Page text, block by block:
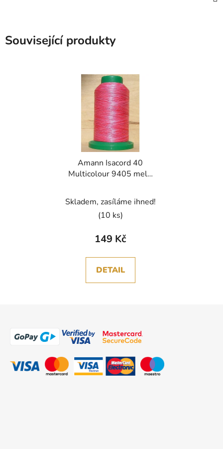
Související produkty
Amann Isacord 40
Multicolour 9405 melír
Skladem, zasíláme ihned!
(10 ks)
149 Kč
DETAIL